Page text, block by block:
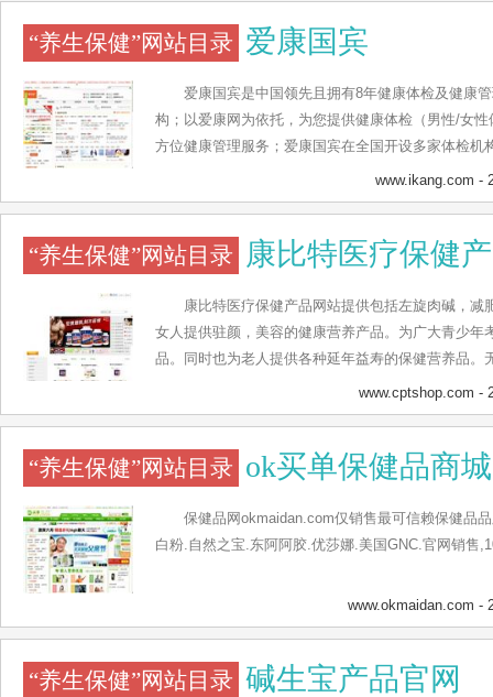
“养生保健”网站目录 爱康国宾
爱康国宾是中国领先且拥有8年健康体检及健康
构；以爱康网为依托，为您提供健康体检（男性/女
方位健康管理服务；爱康国宾在全国开设多家体检机
www.ikang.com -
“养生保健”网站目录 康比特医疗保健
康比特医疗保健产品网站提供包括左旋肉碱，减
女人提供驻颜，美容的健康营养产品。为广大青少年
品。同时也为老人提供各种延年益寿的保健营养品。
且增加身体力量，肌肉密度，骨骼硬度或者是想要
的大众消费者，康比特都可以提供可以信赖，有质量
各种运动装备介绍，提供营养书籍以及运动保健书籍
www.cptshop.com -
“养生保健”网站目录 ok买单保健品商城
保健品网okmaidan.com仅销售最可信赖保健品
白粉.自然之宝.东阿阿胶.优莎娜.美国GNC.官网销售
www.okmaidan.com -
“养生保健”网站目录 碱生宝产品官网